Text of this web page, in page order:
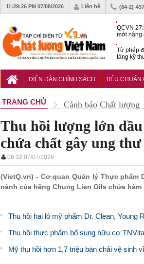
11:29:27 PM 07/08/2026 Liên hệ (84-2)-
QCVN
mới nâng
Từ phép
tảng kỹ
của quy
DIỄN ĐÀN CHÍNH SÁCH TIÊU CHUẨN
TRANG CHỦ Cảnh báo Chất lượng
Thu hồi lượng lớn
chứa chất gây ung
06:32 07/07/2026
(VietQ.vn) - Cơ quan Quản lý Thực
nành của hãng Chung Lien Oils chứa
Thu hồi hai lô mỹ phẩm Dr. Clean, Young
Thu hồi thực phẩm bổ sung hữu cơ
Mỹ thu hồi hơn 1,7 triệu bàn chải vệ sinh